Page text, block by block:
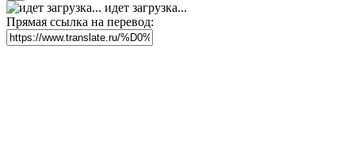
идет загрузка...
Прямая ссылка на перевод: